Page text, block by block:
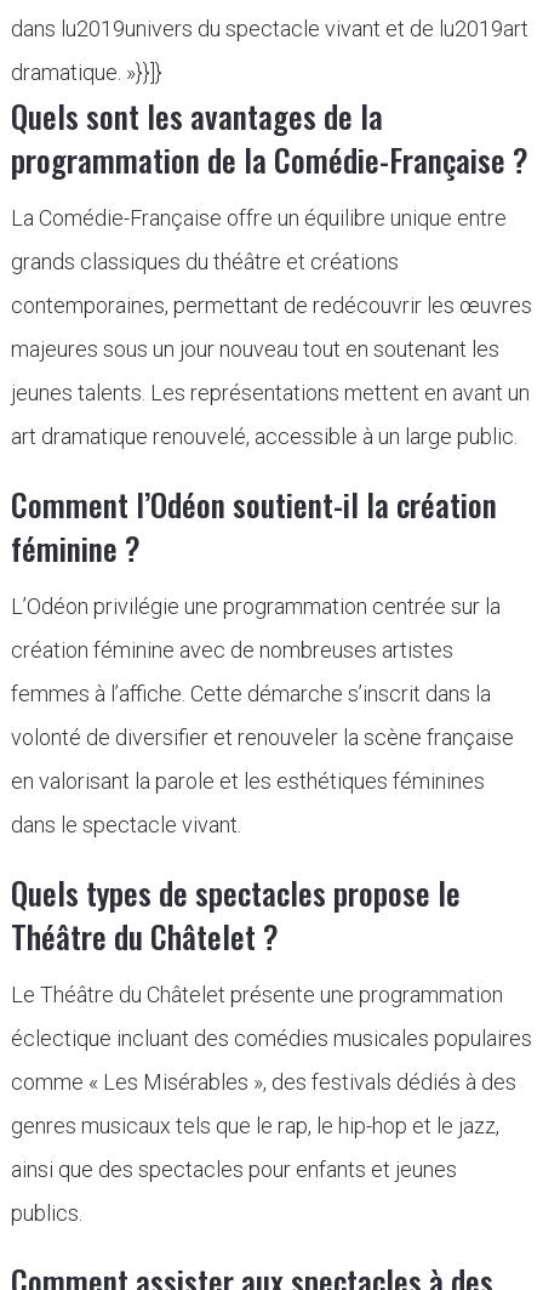
dans lu2019univers du spectacle vivant et de lu2019art
dramatique. »}}]}
Quels sont les avantages de la
programmation de la Comédie-Française ?
La Comédie-Française offre un équilibre unique entre
grands classiques du théâtre et créations
contemporaines, permettant de redécouvrir les œuvres
majeures sous un jour nouveau tout en soutenant les
jeunes talents. Les représentations mettent en avant un
art dramatique renouvelé, accessible à un large public.
Comment l’Odéon soutient-il la création
féminine ?
L’Odéon privilégie une programmation centrée sur la
création féminine avec de nombreuses artistes
femmes à l’affiche. Cette démarche s’inscrit dans la
volonté de diversifier et renouveler la scène française
en valorisant la parole et les esthétiques féminines
dans le spectacle vivant.
Quels types de spectacles propose le
Théâtre du Châtelet ?
Le Théâtre du Châtelet présente une programmation
éclectique incluant des comédies musicales populaires
comme « Les Misérables », des festivals dédiés à des
genres musicaux tels que le rap, le hip-hop et le jazz,
ainsi que des spectacles pour enfants et jeunes
publics.